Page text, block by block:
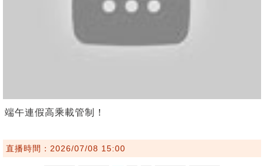
端午連假高乘載管制！
直播時間：2026/07/08 15:00